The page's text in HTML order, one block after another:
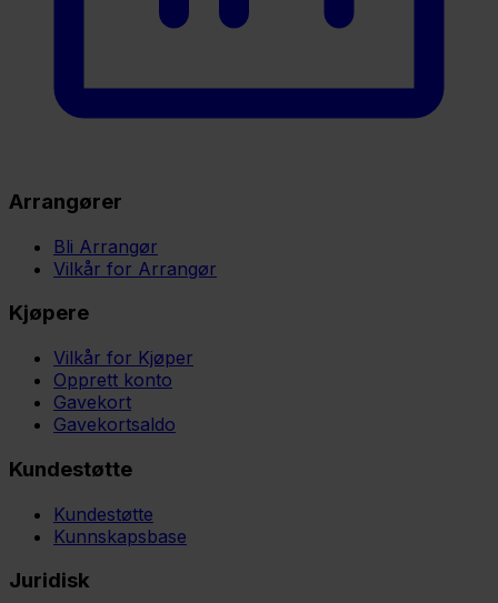
Arrangører
Bli Arrangør
Vilkår for Arrangør
Kjøpere
Vilkår for Kjøper
Opprett konto
Gavekort
Gavekortsaldo
Kundestøtte
Kundestøtte
Kunnskapsbase
Juridisk